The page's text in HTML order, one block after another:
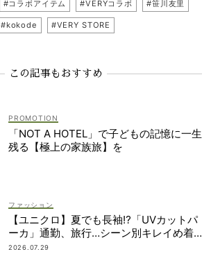
#コラボアイテム #VERYコラボ #笹川友里
#kokode #VERY STORE
この記事もおすすめ
「NOT A HOTEL」で子どもの記憶に一生
残る【極上の家族旅】を
ファッション
【ユニクロ】夏でも長袖⁉「UVカットパ
ーカ」通勤、旅行…シーン別キレイめ着
こなし3選
2026.07.29